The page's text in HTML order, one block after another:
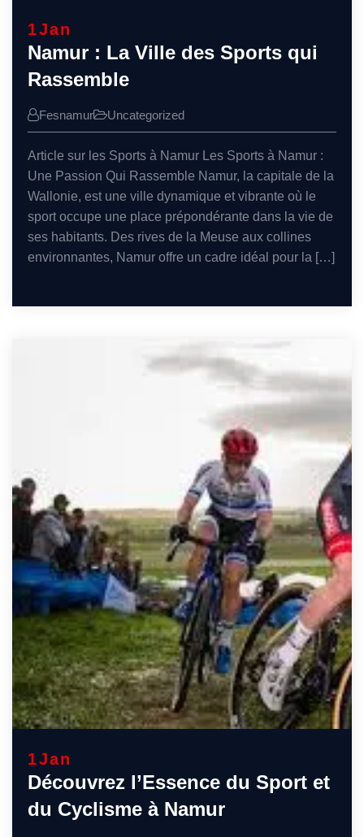
1Jan
Namur : La Ville des Sports qui
Rassemble
Fesnamur Uncategorized
Article sur les Sports à Namur Les Sports à Namur :
Une Passion Qui Rassemble Namur, la capitale de la
Wallonie, est une ville dynamique et vibrante où le
sport occupe une place prépondérante dans la vie de
ses habitants. Des rives de la Meuse aux collines
environnantes, Namur offre un cadre idéal pour la […]
1Jan
Découvrez l’Essence du Sport et
du Cyclisme à Namur